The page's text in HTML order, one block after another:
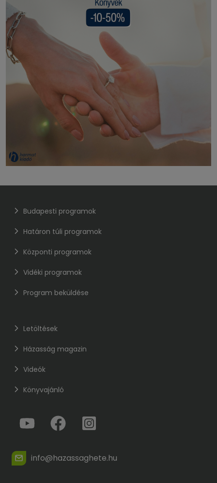
Budapesti programok
Határon túli programok
Központi programok
Vidéki programok
Program beküldése
Letöltések
Házasság magazin
Videók
Könyvajánló
info@hazassaghete.hu